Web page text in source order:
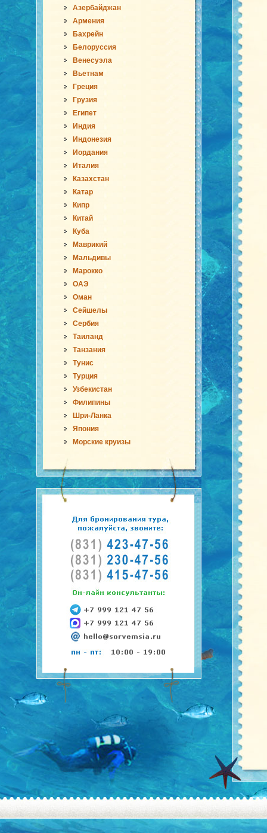
Азербайджан
Армения
Бахрейн
Белоруссия
Венесуэла
Вьетнам
Греция
Грузия
Египет
Индия
Индонезия
Иордания
Италия
Казахстан
Катар
Кипр
Китай
Куба
Маврикий
Мальдивы
Марокко
ОАЭ
Оман
Сейшелы
Сербия
Таиланд
Танзания
Тунис
Турция
Узбекистан
Филипины
Шри-Ланка
Япония
Морские круизы